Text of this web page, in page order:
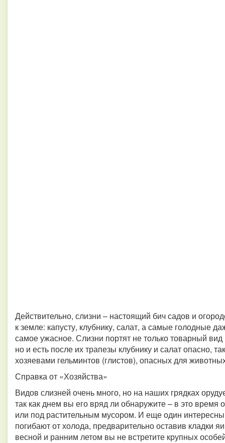
Действительно, слизни – настоящий бич садов и
к земле: капусту, клубнику, салат, а самые голодные
самое ужасное. Слизни портят не только товарный
но и есть после их трапезы клубнику и салат опасно,
хозяевами гельминтов (глистов), опасных для
Справка от «Хозяйства»
Видов слизней очень много, но на наших грядках
так как днем вы его вряд ли обнаружите – в это
или под растительным мусором. И еще один
погибают от холода, предварительно оставив кладки
весной и ранним летом вы не встретите крупных